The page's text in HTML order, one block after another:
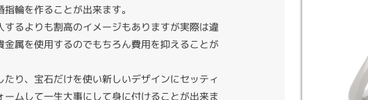
輪を作ることが出来ます。
するよりも割高のイメージもありますが実際は違
金属を使用するのでもちろん費用を抑えることが
り、宝石だけを使い新しいデザインにセッティ
ームして一生大事にして身に付けることが出来ま